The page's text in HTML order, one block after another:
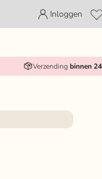
Inloggen
Verzending binnen